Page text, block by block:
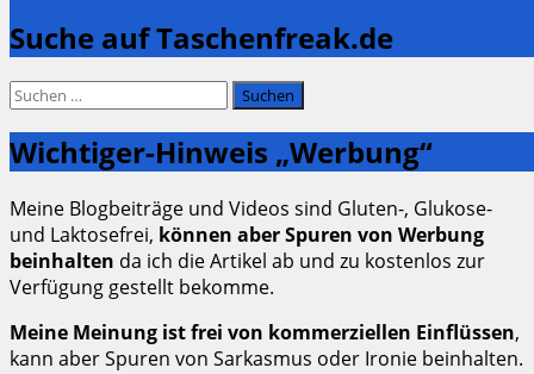
Suche auf Taschenfreak.de
Suchen
nach:
Wichtiger-Hinweis „Werbung“
Meine Blogbeiträge und Videos sind Gluten-, Glukose-
und Laktosefrei, können aber Spuren von Werbung
beinhalten da ich die Artikel ab und zu kostenlos zur
Verfügung gestellt bekomme.
Meine Meinung ist frei von kommerziellen Einflüssen,
kann aber Spuren von Sarkasmus oder Ironie beinhalten.